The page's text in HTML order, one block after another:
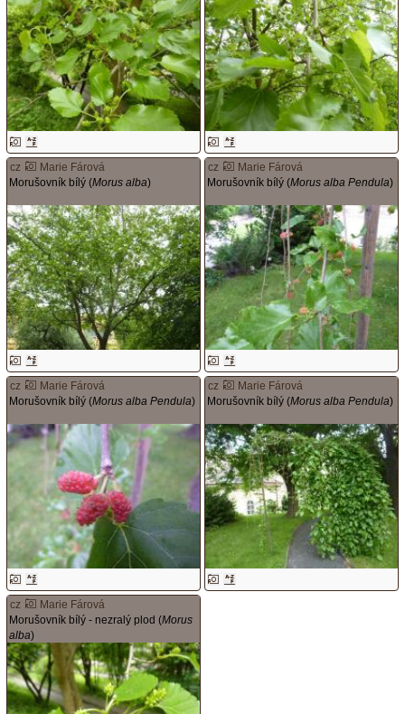
cz
Marie Fárová
Morušovník bílý (Morus alba)
cz
Marie Fárová
Morušovník bílý (Morus alba Pendula)
cz
Marie Fárová
Morušovník bílý (Morus alba Pendula)
cz
Marie Fárová
Morušovník bílý (Morus alba Pendula)
cz
Marie Fárová
Morušovník bílý - nezralý plod (Morus
alba)